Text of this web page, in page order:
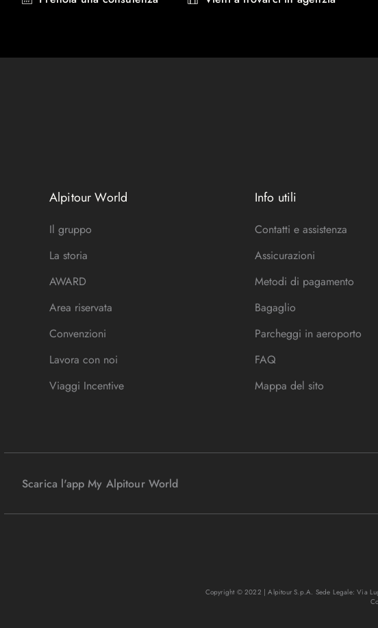
Alpitour World
Il gruppo
La storia
AWARD
Area riservata
Convenzioni
Lavora con noi
Viaggi Incentive
Info utili
Contatti e assistenza
Assicurazioni
Metodi di pagamento
Bagaglio
Parcheggi in aeroporto
FAQ
Mappa del sito
Scarica l'app My Alpitour World
Copyright © 2022 | Alpitour S.p.A. Sede Legale: Via